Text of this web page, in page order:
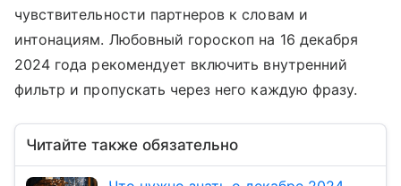
чувствительности партнеров к словам и
интонациям. Любовный гороскоп на 16 декабря
2024 года рекомендует включить внутренний
фильтр и пропускать через него каждую фразу.
Читайте также обязательно